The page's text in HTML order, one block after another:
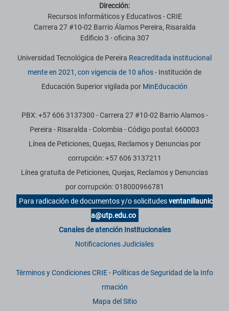
Dirección:
Recursos Informáticos y Educativos - CRIE
Carrera 27 #10-02 Barrio Álamos Pereira, Risaralda
Edificio 3 - oficina 307
Universidad Tecnológica de Pereira Reacreditada institucional
mente en 2021, con vigencia de 10 años- Institución de
Educación Superior vigilada por MinEducación
PBX: +57 606 3137300 - Carrera 27 #10-02 Barrio Alamos -
Pereira - Risaralda - Colombia - Código postal: 660003
Línea de Peticiones, Quejas, Reclamos y Denuncias por
corrupción: +57 606 3137211
Línea gratuita de Peticiones, Quejas, Reclamos y Denuncias
por corrupción: 018000966781
Para radicación de documentos y/o solicitudesventanillaunic
a@utp.edu.co
Canales de atención Institucionales
Notificaciones Judiciales
Términos y Condiciones CRIE- Políticas de Seguridad de la Info
rmación
Mapa del Sitio